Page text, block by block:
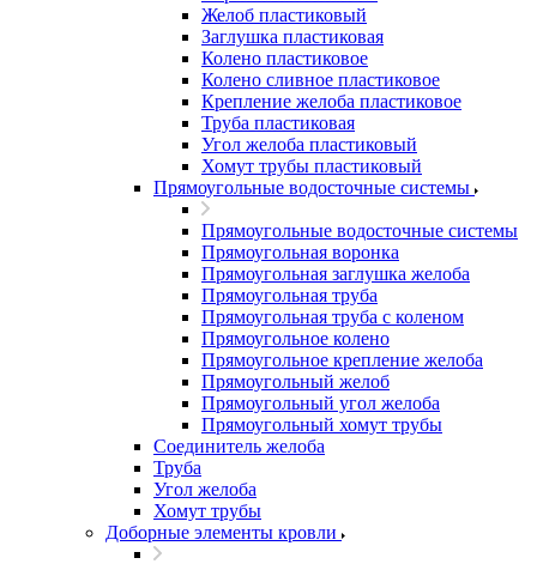
Желоб пластиковый
Заглушка пластиковая
Колено пластиковое
Колено сливное пластиковое
Крепление желоба пластиковое
Труба пластиковая
Угол желоба пластиковый
Хомут трубы пластиковый
Прямоугольные водосточные системы
Прямоугольные водосточные системы
Прямоугольная воронка
Прямоугольная заглушка желоба
Прямоугольная труба
Прямоугольная труба c коленом
Прямоугольное колено
Прямоугольное крепление желоба
Прямоугольный желоб
Прямоугольный угол желоба
Прямоугольный хомут трубы
Соединитель желоба
Труба
Угол желоба
Хомут трубы
Доборные элементы кровли